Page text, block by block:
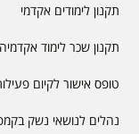
תקנון לימודים אקדמי
תקנון שכר לימוד אקדמיה
טופס אישור לקיום
נהלים לנושאי נשק